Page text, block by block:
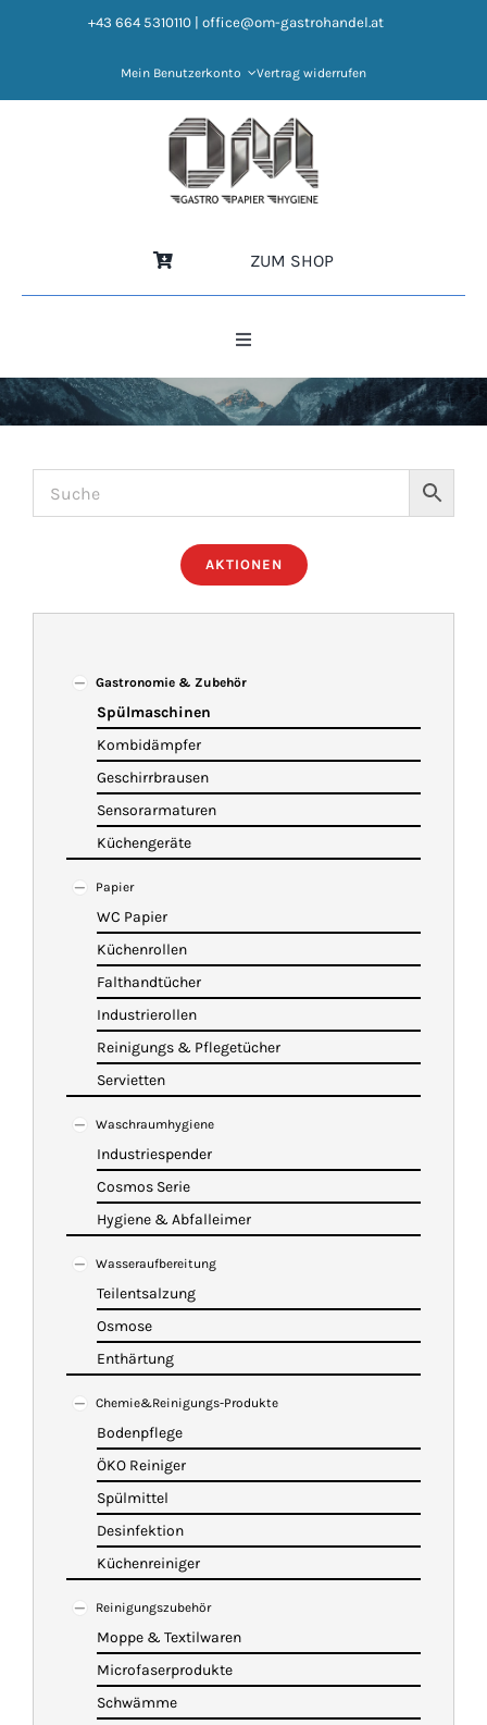
+43 664 5310110 office@om-gastrohandel.at
Mein Benutzerkonto Vertrag widerrufen
ZUM SHOP
Toggle
HOME
NEWS
ÜBER UNS
IMBISSANHÄNGER
KATALOG
VIDEOS
KONTAKT
SHOP
AKTIONEN
Gastronomie & Zubehör
Spülmaschinen
Kombidämpfer
Geschirrbrausen
Sensorarmaturen
Küchengeräte
Papier
WC Papier
Küchenrollen
Falthandtücher
Industrierollen
Reinigungs & Pflegetücher
Servietten
Waschraumhygiene
Industriespender
Cosmos Serie
Hygiene & Abfalleimer
Wasseraufbereitung
Teilentsalzung
Osmose
Enthärtung
Chemie&Reinigungs-Produkte
Bodenpflege
ÖKO Reiniger
Spülmittel
Desinfektion
Küchenreiniger
Reinigungszubehör
Moppe & Textilwaren
Microfaserprodukte
Schwämme